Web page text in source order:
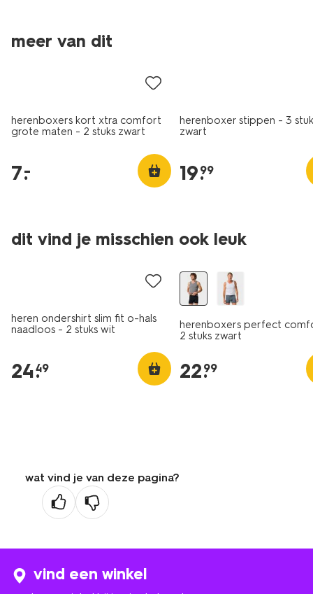
meer van dit
laag geprijsd
herenboxers kort xtra comfort
grote maten - 2 stuks zwart
7.
–
herenboxer stippen - 3
zwart
19.
99
dit vind je misschien ook leuk
2+1 gratis
heren ondershirt slim fit o-hals
naadloos - 2 stuks wit
24.
49
2+1 gratis
herenboxers perfect
2 stuks zwart
22.
99
wat vind je van deze pagina?
vind een winkel